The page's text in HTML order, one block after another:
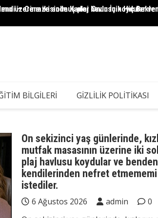
üzerine iki solmuş plaj havlusu koydular ve
— Cenazesinde Kader Onun İçin Hiç
BILGILERI GIZLILIK POLITIKASI
On sekizinci yaş günlerinde,
mutfak masasının üzerine iki
plaj havlusu koydular ve benden
kendilerinden nefret etmememi
istediler.
6 Ağustos 2026 admin
0